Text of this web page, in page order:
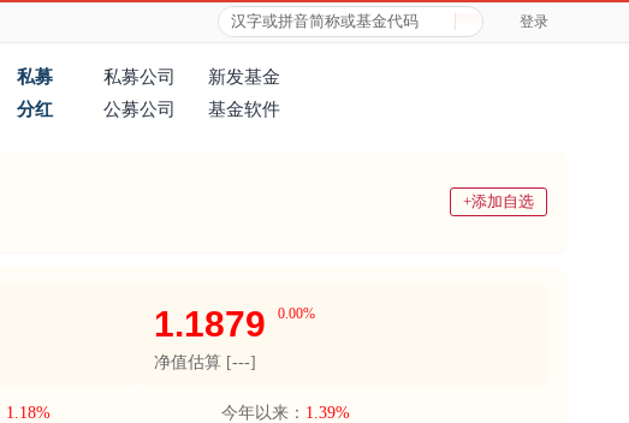
登录
私募 私募公司
新发基金
分红
公募公司 基金软件
+添加自选
1.1879 0.00%
净值估算 [---]
1.18% 今年以来： 1.39%